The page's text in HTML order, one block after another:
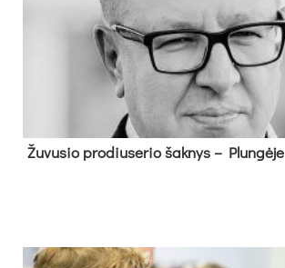
Žu­vu­sio pro­diu­se­rio šak­nys – Plun­gė­je